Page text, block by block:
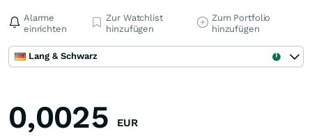
Alarme
einrichten
Zur Watchlist
hinzufügen
Zum Portfolio
hinzufügen
Lang & Schwarz
0,0025 EUR